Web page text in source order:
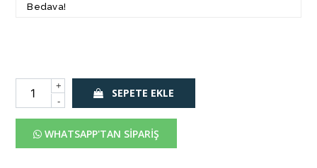
Bedava!
+
-
SEPETE EKLE
WHATSAPP'TAN SİPARİŞ